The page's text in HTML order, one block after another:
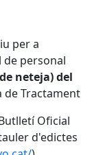
per a
personal
neteja) del
de Tractament
Oficial
d'edictes